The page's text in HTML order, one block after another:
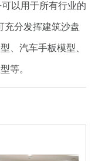
以用于所有行业的
充分发挥建筑沙盘
、汽车手板模型、
等。